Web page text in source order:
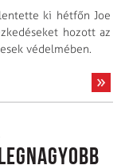
ki hétfőn Joe
hozott az
védelmében.